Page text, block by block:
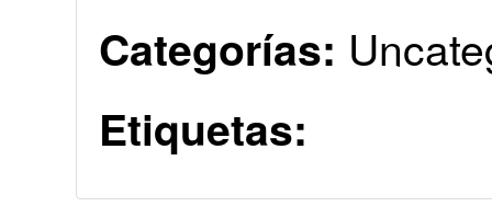
Categorías:
Etiquetas: